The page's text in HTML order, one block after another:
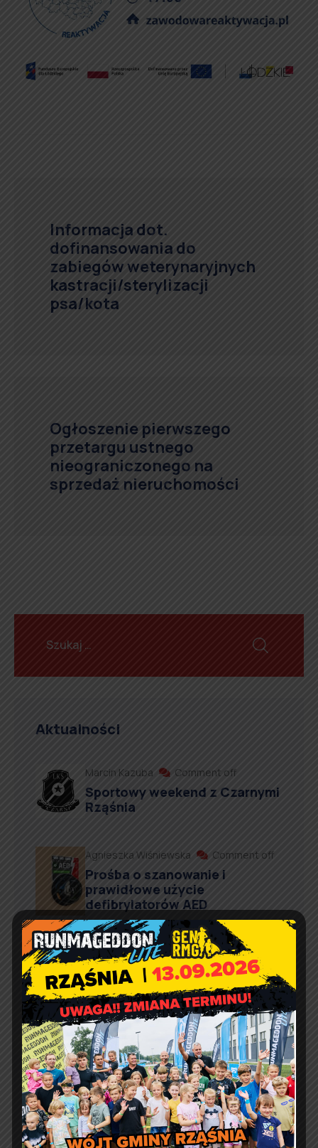
Informacja dot.
dofinansowania do
zabiegów weterynaryjnych
kastracji/sterylizacji
psa/kota
Ogłoszenie pierwszego
przetargu ustnego
nieograniczonego na
sprzedaż nieruchomości
Aktualności
Marcin Kazuba Comment off
Sportowy weekend z Czarnymi
Rząśnia
Agnieszka Wiśniewska Comment off
Prośba o szanowanie i
prawidłowe użycie
defibrylatorów AED
Artur Ruka Comment off
Relacja z Pikniku Rodzinnego
w Suchowoli
Kontakt
Urząd Gminy w Rząśni
ul. 1 Maja 37